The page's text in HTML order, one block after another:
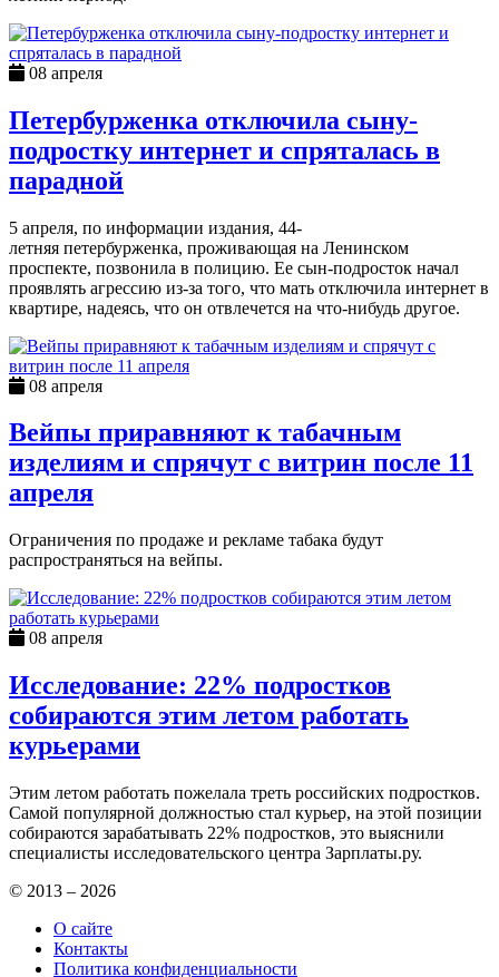
08 апреля
Петербурженка отключила сыну-
подростку интернет и спряталась в
парадной
5 апреля, по информации издания, 44-
летняя петербурженка, проживающая на Ленинском
проспекте, позвонила в полицию. Ее сын-подросток начал
проявлять агрессию из-за того, что мать отключила интернет в
квартире, надеясь, что он отвлечется на что-нибудь другое.
08 апреля
Вейпы приравняют к табачным
изделиям и спрячут с витрин после 11
апреля
Ограничения по продаже и рекламе табака будут
распространяться на вейпы.
08 апреля
Исследование: 22% подростков
собираются этим летом работать
курьерами
Этим летом работать пожелала треть российских подростков.
Самой популярной должностью стал курьер, на этой позиции
собираются зарабатывать 22% подростков, это выяснили
специалисты исследовательского центра Зарплаты.ру.
© 2013 – 2026
О сайте
Контакты
Политика конфиденциальности